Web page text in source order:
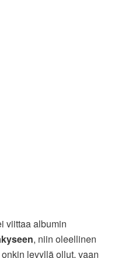
viittaa albumin
, niin oleellinen
levyllä ollut, vaan